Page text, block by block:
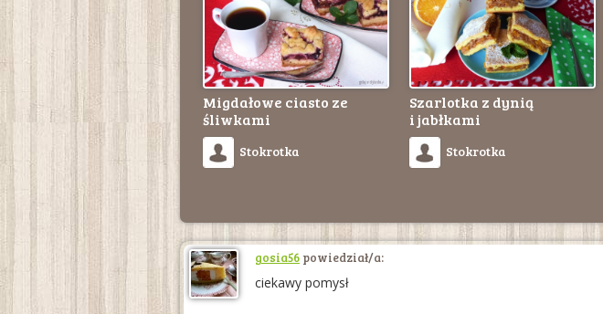
Migdałowe ciasto ze
śliwkami
Stokrotka
Szarlotka z dynią
i jabłkami
Stokrotka
gosia56 powiedział/a:
ciekawy pomysł